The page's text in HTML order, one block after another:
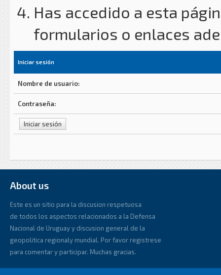
Has accedido a esta
formularios o enlaces
Iniciar sesión
Nombre de usuario:
Contraseña:
About us
Este es un sitio para la discusion respetuosa
de todos los aspectos relacionados a la Defensa
Nacional de Uruguay y discusion general de la
geopolitica regionaly mundial. Por favor registrese
para comentar y participar. Muchas gracias.